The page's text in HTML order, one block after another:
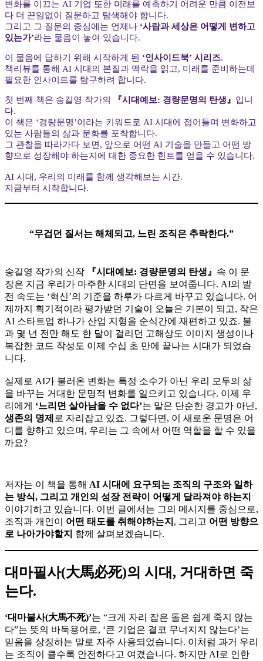
변화를 이끄는 AI 기업 또한 미래를 예측하기 어려운 만큼 이전보
다 더 끈임없이 질문하고 탐색해야 합니다.
그리고 그 질문의 중심에는 언제나 ‘사람과 세상은 어떻게 변하고
있는가’라는 물음이 놓여 있습니다.
이 물음에 답하기 위해 시작하게 된 ‘인사이드북’ 시리즈.
책리뷰를 통해 AI 시대의 본질과 맥락을 읽고, 미래를 준비하는데
필요한 인사이트를 탐구하려 합니다.
첫 번째 책은 송길영 작가의 『시대예보: 경량문명의 탄생』 입니
다.
이 책은 ‘경량문명’이라는 키워드로 AI 시대에 접어들며 변화하고
있는 사람들의 삶과 문화를 포착합니다.
그 관찰을 따라가다 보면, 앞으로 어떤 AI 기술을 만들고 어떤 방
향으로 성장해야 하는지에 대한 중요한 힌트를 얻을 수 있습니다.
AI 시대, 우리의 미래를 함께 생각해보는 시간.
지금부터 시작합니다.
“무겁던 질서는 해체되고, 느린 조직은 추락한다.”
송길영 작가의 신작 『시대예보: 경량문명의 탄생』 속 이 문
장은 지금 우리가 마주한 시대의 단면을 보여줍니다. AI의 발
전 속도는 ‘혁신’의 기준을 하루가 다르게 바꾸고 있습니다. 어
제까지 획기적이라 평가받던 기술이 오늘은 기본이 되고, 작은
AI 스타트업 하나가 산업 지형을 순식간에 재편하고 있죠. 불
과 몇 년 전만 해도 한 달이 걸리던 고해상도 이미지 생성이나
복잡한 코드 작성도 이제 수십 초 만에 끝나는 시대가 되었습
니다.
실제로 AI가 불러온 변화는 특정 소수가 아닌 우리 모두의 삶
을 바꾸는 거대한 문명적 변화를 일으키고 있습니다. 이제 우
리에게 ‘느리면 살아남을 수 없다’는 말은 단순한 경고가 아닌,
생존의 명제 로 자리잡고 있죠. 그렇다면, 이 새로운 문명은 어
디를 향하고 있으며, 우리는 그 속에서 어떤 역할을 할 수 있을
까요?
저자는 이 책을 통해 AI 시대에 요구되는 조직의 구조와 일하
는 방식, 그리고 개인의 성장 전략이 어떻게 달라져야 하는지
이야기하고 있습니다. 이번 글에서는 그의 메시지를 중심으로,
조직과 개인이
어떤 태도를 취해야하는지 , 그리고 어떤 방향으
로 나아가야할지 함께 살펴보겠습니다.
대마필사(大馬必死)의 시대, 거대하면 죽
는다.
‘대마불사(大馬不死)’는 “크게 자리 잡은 돌은 쉽게 죽지 않는
다”는 뜻의 바둑용어로, ‘큰 기업은 결코 무너지지 않는다’는
믿음을 상징하는 말로 자주 사용되었습니다. 이처럼 과거 우리
는 조직이 클수록 안전하다고 여겼습니다. 하지만 AI로 인한